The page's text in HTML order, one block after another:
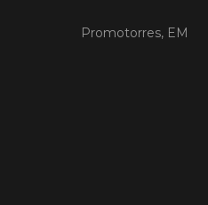
Promotorres, EM